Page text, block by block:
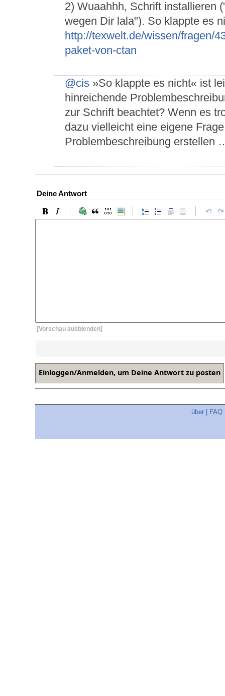
2) Wuaahhh, Schrift installieren
wegen Dir lala"). So klappte es
http://texwelt.de/wissen/fragen/
paket-von-ctan
@cis »So klappte es nicht« ist
hinreichende
zur Schrift beachtet? Wenn es
dazu vielleicht eine eigene
Problembeschreibung erstellen
Deine Antwort
[Vorschau ausblenden]
über FAQ